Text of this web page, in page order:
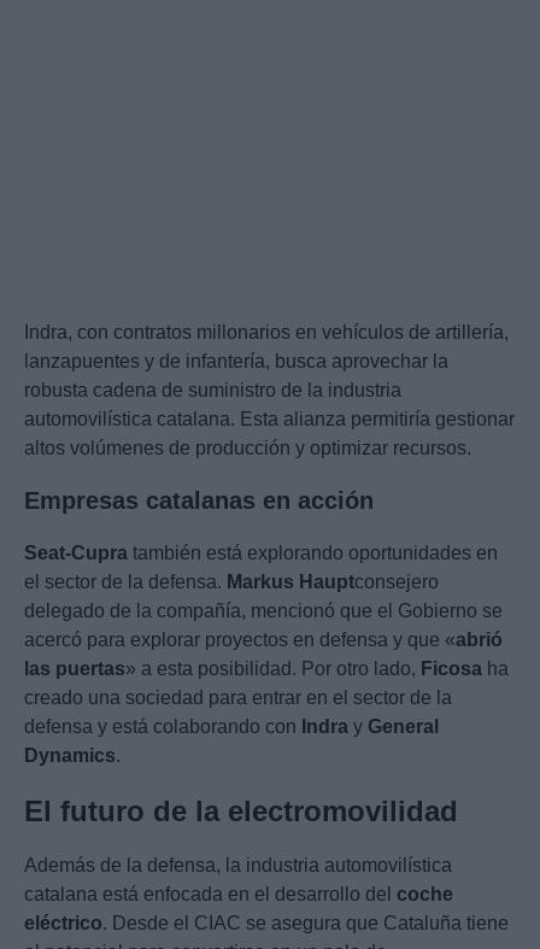
Indra, con contratos millonarios en vehículos de artillería,
lanzapuentes y de infantería, busca aprovechar la
robusta cadena de suministro de la industria
automovilística catalana. Esta alianza permitiría gestionar
altos volúmenes de producción y optimizar recursos.
Empresas catalanas en acción
Seat-Cupra también está explorando oportunidades en
el sector de la defensa. Markus Hauptconsejero
delegado de la compañía, mencionó que el Gobierno se
acercó para explorar proyectos en defensa y que «abrió
las puertas» a esta posibilidad. Por otro lado, Ficosa ha
creado una sociedad para entrar en el sector de la
defensa y está colaborando con Indra y General
Dynamics.
El futuro de la electromovilidad
Además de la defensa, la industria automovilística
catalana está enfocada en el desarrollo del coche
eléctrico. Desde el CIAC se asegura que Cataluña tiene